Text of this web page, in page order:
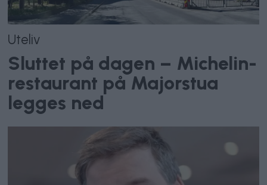
Uteliv
Sluttet på dagen – Michelin-
restaurant på Majorstua
legges ned